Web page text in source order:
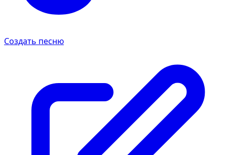
Создать песню